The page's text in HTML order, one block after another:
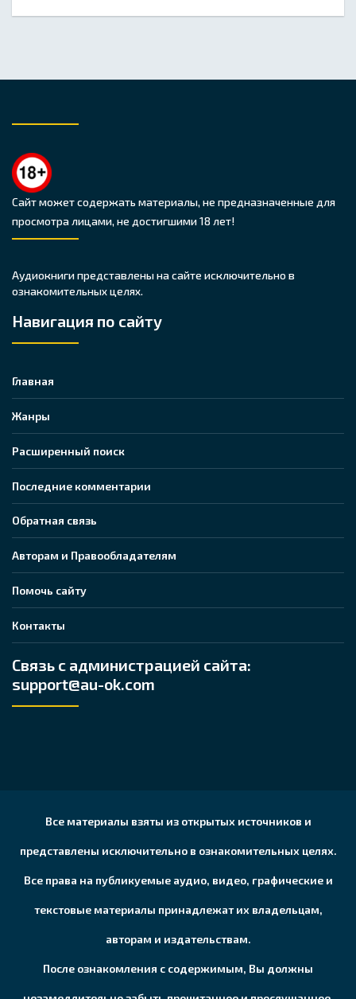
Сайт может содержать материалы, не предназначенные для
просмотра лицами, не достигшими 18 лет!
Аудиокниги представлены на сайте исключительно в
ознакомительных целях.
Навигация по сайту
Главная
Жанры
Расширенный поиск
Последние комментарии
Обратная связь
Авторам и Правообладателям
Помочь сайту
Контакты
Связь с администрацией сайта:
support@au-ok.com
Все материалы взяты из открытых источников и
представлены исключительно в ознакомительных целях.
Все права на публикуемые аудио, видео, графические и
текстовые материалы принадлежат их владельцам,
авторам и издательствам.
После ознакомления с содержимым, Вы должны